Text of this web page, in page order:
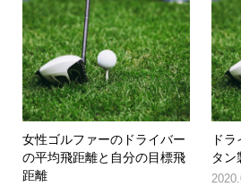
女性ゴルファーのドライバー
の平均飛距離と自分の目標飛
距離
ド
タン